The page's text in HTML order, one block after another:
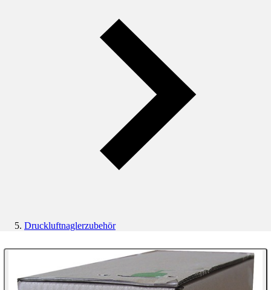
Druckluftnaglerzubehör